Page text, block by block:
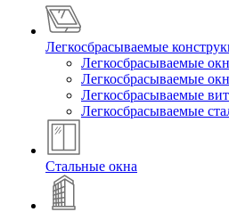
Легкосбрасываемые
Легкосбрасываемые
Легкосбрасываемые
Легкосбрасываемые
Легкосбрасываемые
Стальные окна